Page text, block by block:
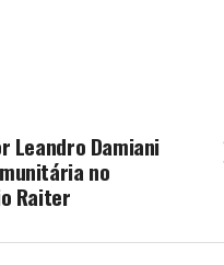
Leandro Damiani
no
Raiter